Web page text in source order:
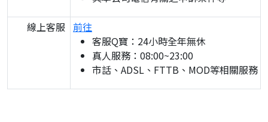
線上客服 前往
客服Q寶：24小時全年無休
真人服務：08:00~23:00
市話、ADSL、FTTB、MOD等相關服務